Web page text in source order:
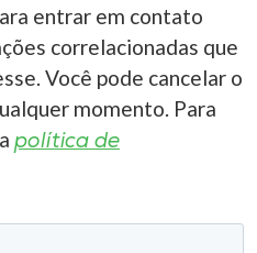
entrar em contato
correlacionadas que
Você pode cancelar o
momento. Para
política de